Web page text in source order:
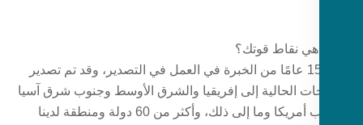
لدينا 15 عامًا من الخبرة في العمل في التصدير، وقد تم تصدير
الحالية إلى إفريقيا والشرق الأوسط وجنوب شرق آسيا
وجنوب أمريكا وما إلى ذلك، وأكثر من 60 دولة ومنطقة لدينا